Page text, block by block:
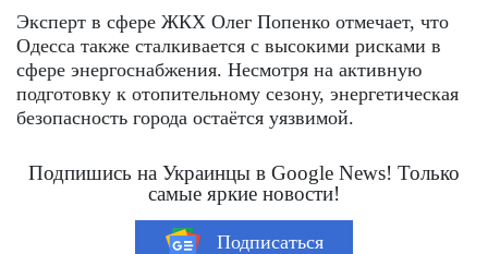
Эксперт в сфере ЖКХ Олег Попенко отмечает, что
Одесса также сталкивается с высокими рисками в
сфере энергоснабжения. Несмотря на активную
подготовку к отопительному сезону, энергетическая
безопасность города остаётся уязвимой.
Подпишись на Украинцы в Google News! Только
самые яркие новости!
Подписаться